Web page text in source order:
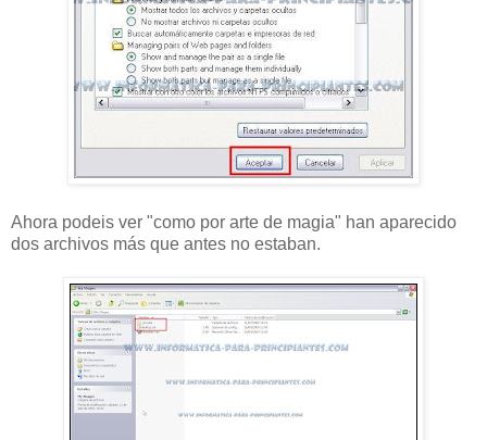
Ahora podeis ver "como por arte de magia" han aparecido
dos archivos más que antes no estaban.